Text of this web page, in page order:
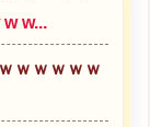
w...
ｗｗｗｗｗ